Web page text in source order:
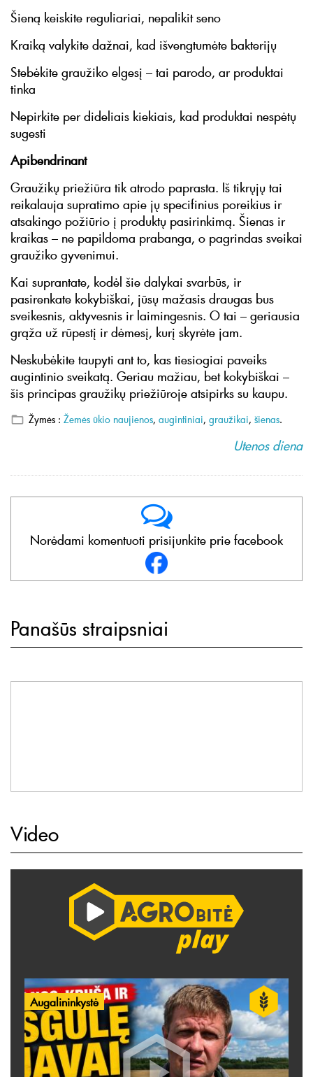
Šieną keiskite reguliariai, nepalikit seno
Kraiką valykite dažnai, kad išvengtumėte bakterijų
Stebėkite graužiko elgesį – tai parodo, ar produktai
tinka
Nepirkite per dideliais kiekiais, kad produktai nespėtų
sugesti
Apibendrinant
Graužikų priežiūra tik atrodo paprasta. Iš tikrųjų tai
reikalauja supratimo apie jų specifinius poreikius ir
atsakingo požiūrio į produktų pasirinkimą. Šienas ir
kraikas – ne papildoma prabanga, o pagrindas sveikai
graužiko gyvenimui.
Kai suprantate, kodėl šie dalykai svarbūs, ir
pasirenkate kokybiškai, jūsų mažasis draugas bus
sveikesnis, aktyvesnis ir laimingesnis. O tai – geriausia
grąža už rūpestį ir dėmesį, kurį skyrėte jam.
Neskubėkite taupyti ant to, kas tiesiogiai paveiks
augintinio sveikatą. Geriau mažiau, bet kokybiškai –
šis principas graužikų priežiūroje atsipirks su kaupu.
Žymės : Žemės ūkio naujienos, augintiniai, graužikai, šienas.
Utenos diena
Norėdami komentuoti prisijunkite prie facebook
Panašūs straipsniai
Video
Augalininkystė